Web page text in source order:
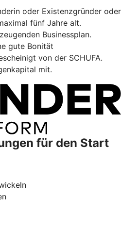
oder Existenzgründer oder
fünf Jahre alt.
Businessplan.
gute Bonität
von der SCHUFA.
mit.
für den Start